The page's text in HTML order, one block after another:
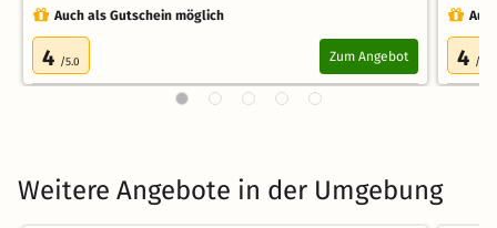
Auch als Gutschein möglich
4 /5.0 Zum Angebot 4 /5.0
Weitere Angebote in der Umgebung